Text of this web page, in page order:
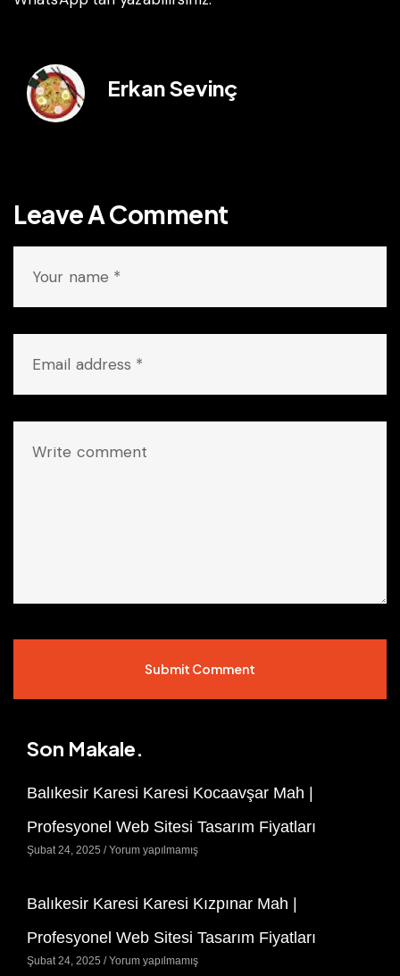
Erkan Sevinç
Leave A Comment
Submit Comment
Son Makale.
Balıkesir Karesi Karesi Kocaavşar Mah |
Profesyonel Web Sitesi Tasarım Fiyatları
Şubat 24, 2025 Yorum yapılmamış
Balıkesir Karesi Karesi Kızpınar Mah |
Profesyonel Web Sitesi Tasarım Fiyatları
Şubat 24, 2025 Yorum yapılmamış